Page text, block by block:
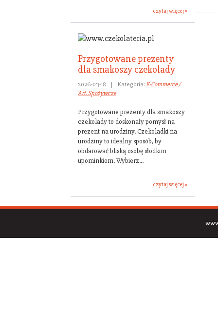
czytaj więcej »
Przygotowane prezenty
dla smakoszy czekolady
2026-03-18 | Kategoria:E-Commerce /
Art. Spożywcze
Przygotowane prezenty dla smakoszy
czekolady to doskonały pomysł na
prezent na urodziny. Czekoladki na
urodziny to idealny sposób, by
obdarować bliską osobę słodkim
upominkiem. Wybierz...
czytaj więcej »